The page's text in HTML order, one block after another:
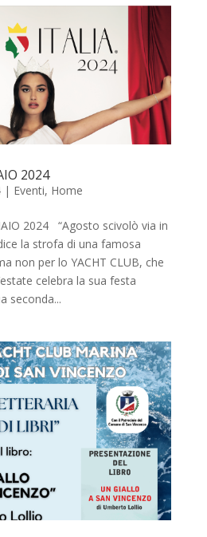
2024
| Eventi, Home
2024 “Agosto scivolò via in
la strofa di una famosa
non per lo YACHT CLUB, che
celebra la sua festa
seconda...